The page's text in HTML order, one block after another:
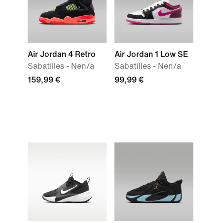
Air Jordan 4 Retro
Sabatilles - Nen/a
159,99 €
Air Jordan 1 Low SE
Sabatilles - Nen/a
99,99 €